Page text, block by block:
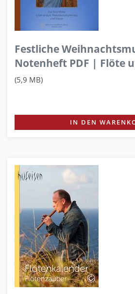
Festliche
Notenheft PDF | Flöte
(5,9 MB)
IN DEN